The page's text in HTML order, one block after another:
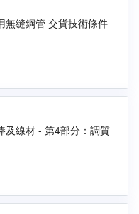
無縫鋼管 交貨技術條件
及線材 - 第4部分：調質